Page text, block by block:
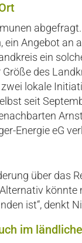
Angebot an
ein
des
lokale
seit
Energie eG
über das
ist“, denkt
im